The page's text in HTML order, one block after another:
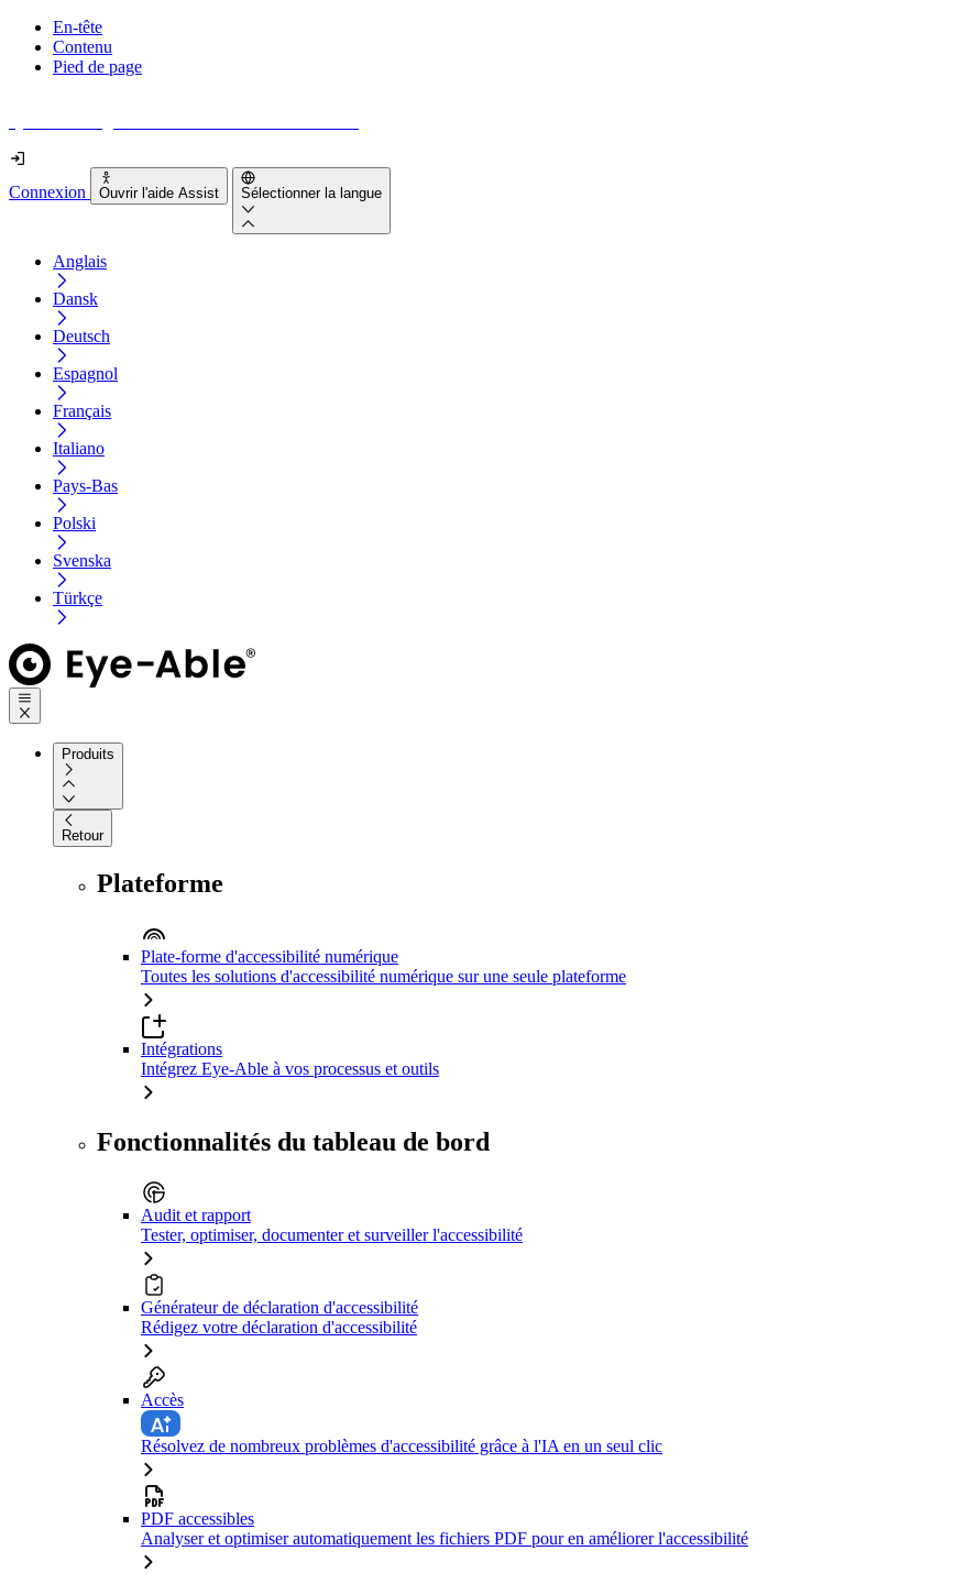
En-tête
Contenu
Pied de page
Connexion Ouvrir l'aide Assist Sélectionner la langue
Anglais
Dansk
Deutsch
Espagnol
Français
Italiano
Pays-Bas
Polski
Svenska
Türkçe
Produits
Retour
Plateforme
Plate-forme d'accessibilité numérique
Toutes les solutions d'accessibilité numérique sur une seule plateforme
Intégrations
Intégrez Eye-Able à vos processus et outils
Fonctionnalités du tableau de bord
Audit et rapport
Tester, optimiser, documenter et surveiller l'accessibilité
Générateur de déclaration d'accessibilité
Rédigez votre déclaration d'accessibilité
Accès
Résolvez de nombreux problèmes d'accessibilité grâce à l'IA en un seul clic
PDF accessibles
Analyser et optimiser automatiquement les fichiers PDF pour en améliorer l'accessibilité